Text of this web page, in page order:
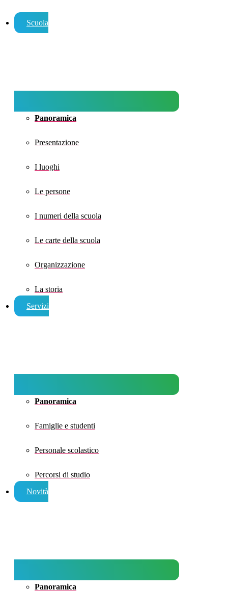
Scuola
Panoramica
Presentazione
I luoghi
Le persone
I numeri della scuola
Le carte della scuola
Organizzazione
La storia
Servizi
Panoramica
Famiglie e studenti
Personale scolastico
Percorsi di studio
Novità
Panoramica